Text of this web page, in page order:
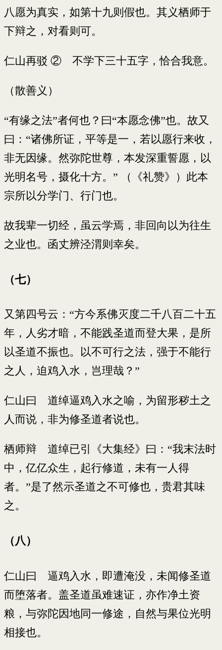
八愿为真实，如第十九则假也。其义栖师于
下辩之，对看则可。
仁山再驳 ② 不学下三十五字，恰合我意。
（散善义）
“有缘之法”者何也？曰“本愿念佛”也。故又
曰：“诸佛所证，平等是一，若以愿行来收，
非无因缘。然弥陀世尊，本发深重誓愿，以
光明名号，摄化十方。” （《礼赞》）此本
宗所以分学门、行门也。
故我辈一切经，虽云学焉，非回向以为往生
之业也。函丈辨泾渭则幸矣。
（七）
又第四号云：“方今系佛灭度二千八百二十五
年，人劣才暗，不能践圣道而登大果，是所
以圣道不振也。以不可行之法，强于不能行
之人，迫鸡入水，岂理哉？”
仁山曰 道绰逼鸡入水之喻，为留形秽土之
人而说，非为修圣道者说也。
栖师辩 道绰已引《大集经》曰：“我末法时
中，亿亿众生，起行修道，未有一人得
者。”是了然示圣道之不可修也，贵君其味
之。
（八）
仁山曰 逼鸡入水，即遭淹没，未闻修圣道
而堕落者。盖圣道虽难速证，亦作净土资
粮，与弥陀因地同一修途，自然与果位光明
相接也。